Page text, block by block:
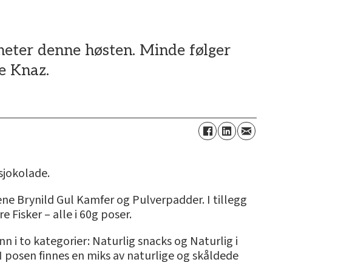
denne høsten. Minde følger
Knaz.
Brynild Gul Kamfer og Pulverpadder. I tillegg
Fisker – alle i 60g poser.
i to kategorier: Naturlig snacks og Naturlig i
finnes en miks av naturlige og skåldede